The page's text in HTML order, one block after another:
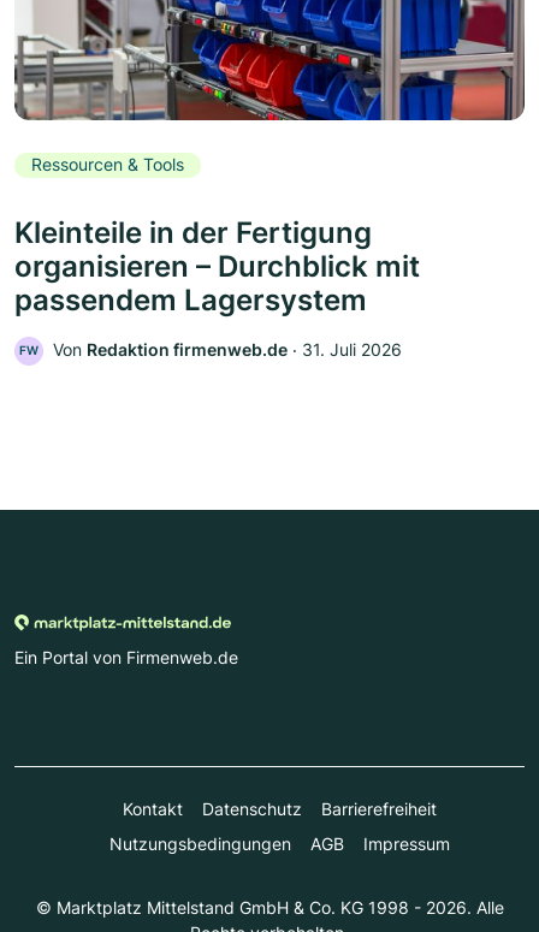
Ressourcen & Tools
Kleinteile in der Fertigung
organisieren – Durchblick mit
passendem Lagersystem
FW Von Redaktion firmenweb.de ‧ 31. Juli 2026
Ein Portal von Firmenweb.de
Kontakt Datenschutz
Barrierefreiheit
Nutzungsbedingungen
AGB Impressum
© Marktplatz Mittelstand GmbH & Co. KG 1998 - 2026. Alle